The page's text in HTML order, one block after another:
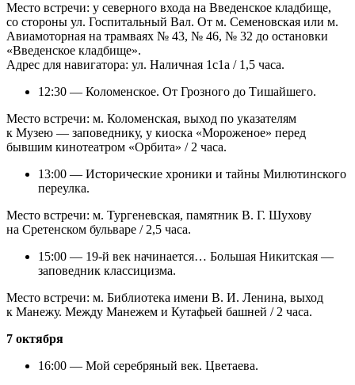
Место встречи: у северного входа на Введенское кладбище,
со стороны ул. Госпитальный Вал. От м. Семеновская или м.
Авиамоторная на трамваях № 43, № 46, № 32 до остановки
«Введенское кладбище».
Адрес для навигатора: ул. Наличная 1с1а / 1,5 часа.
12:30 — Коломенское. От Грозного до Тишайшего.
Место встречи: м. Коломенская, выход по указателям
к Музею — заповеднику, у киоска «Мороженое» перед
бывшим кинотеатром «Орбита» / 2 часа.
13:00 — Исторические хроники и тайны Милютинского
переулка.
Место встречи: м. Тургеневская, памятник В. Г. Шухову
на Сретенском бульваре / 2,5 часа.
15:00 — 19-й век начинается… Большая Никитская —
заповедник классицизма.
Место встречи: м. Библиотека имени В. И. Ленина, выход
к Манежу. Между Манежем и Кутафьей башней / 2 часа.
7 октября
16:00 — Мой серебряный век. Цветаева.